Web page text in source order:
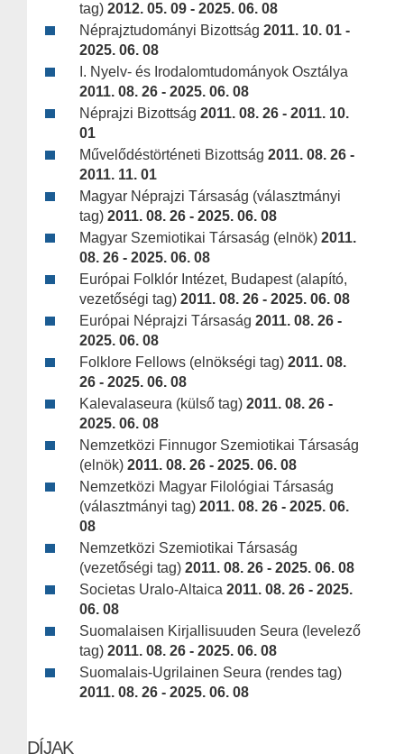
tag) 2012. 05. 09 - 2025. 06. 08
Néprajztudományi Bizottság 2011. 10. 01 -
2025. 06. 08
I. Nyelv- és Irodalomtudományok Osztálya
2011. 08. 26 - 2025. 06. 08
Néprajzi Bizottság 2011. 08. 26 - 2011. 10.
01
Művelődéstörténeti Bizottság 2011. 08. 26 -
2011. 11. 01
Magyar Néprajzi Társaság (választmányi
tag) 2011. 08. 26 - 2025. 06. 08
Magyar Szemiotikai Társaság (elnök) 2011.
08. 26 - 2025. 06. 08
Európai Folklór Intézet, Budapest (alapító,
vezetőségi tag) 2011. 08. 26 - 2025. 06. 08
Európai Néprajzi Társaság 2011. 08. 26 -
2025. 06. 08
Folklore Fellows (elnökségi tag) 2011. 08.
26 - 2025. 06. 08
Kalevalaseura (külső tag) 2011. 08. 26 -
2025. 06. 08
Nemzetközi Finnugor Szemiotikai Társaság
(elnök) 2011. 08. 26 - 2025. 06. 08
Nemzetközi Magyar Filológiai Társaság
(választmányi tag) 2011. 08. 26 - 2025. 06.
08
Nemzetközi Szemiotikai Társaság
(vezetőségi tag) 2011. 08. 26 - 2025. 06. 08
Societas Uralo-Altaica 2011. 08. 26 - 2025.
06. 08
Suomalaisen Kirjallisuuden Seura (levelező
tag) 2011. 08. 26 - 2025. 06. 08
Suomalais-Ugrilainen Seura (rendes tag)
2011. 08. 26 - 2025. 06. 08
DÍJAK